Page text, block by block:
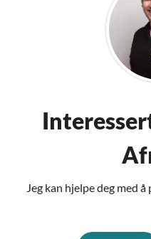
Jeg kan hjelpe deg med